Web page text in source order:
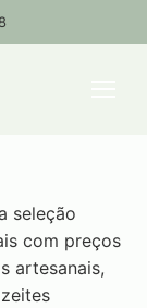
seleção
com preços
artesanais,